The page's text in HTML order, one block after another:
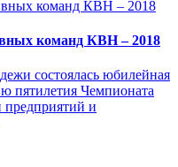
команд КВН – 2018
состоялась юбилейная
пятилетия Чемпионата
и